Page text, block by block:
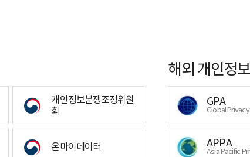
개인정보분쟁조정위원
회
온마이데이터
해외 개인정
GPA
Global
APPA
Asia Pacific